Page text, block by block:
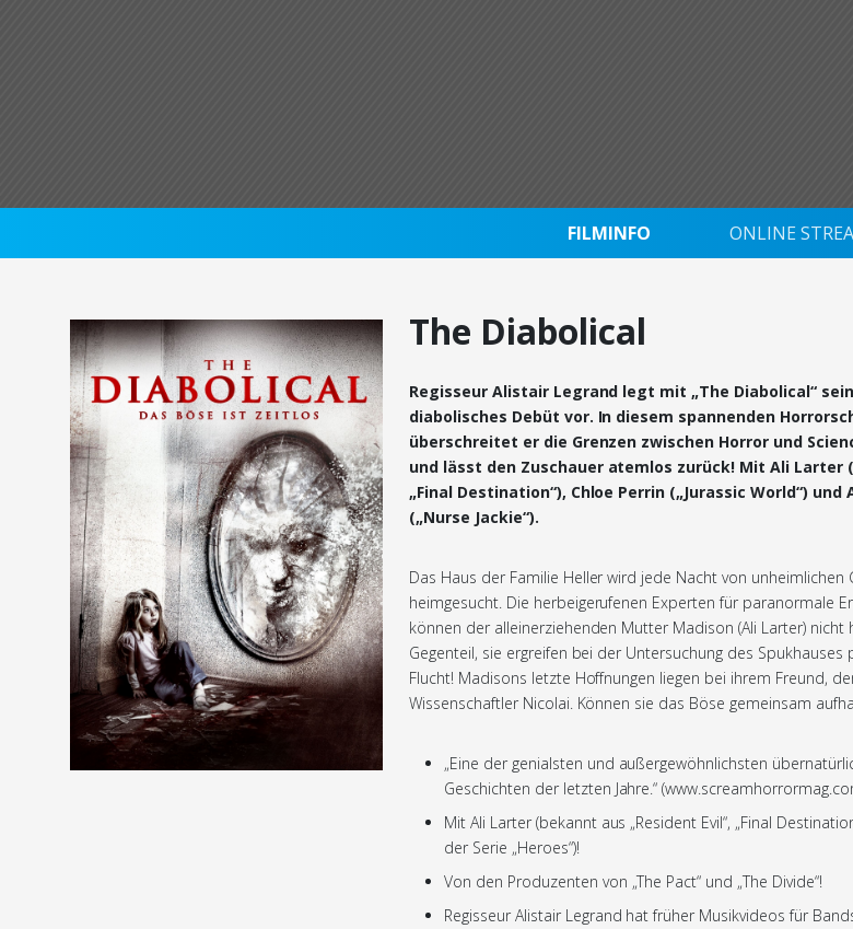
FILMINFO ONLINE
The Diabolical
Regisseur Alistair Legrand legt mit „The Diabolical“
diabolisches Debüt vor. In diesem spannenden
überschreitet er die Grenzen zwischen Horror und
und lässt den Zuschauer atemlos zurück! Mit Ali Larter
„Final Destination“), Chloe Perrin („Jurassic World“) und
(„Nurse Jackie“).
Das Haus der Familie Heller wird jede Nacht von unheimlichen
heimgesucht. Die herbeigerufenen Experten für paranormale
können der alleinerziehenden Mutter Madison (Ali Larter) nicht
Gegenteil, sie ergreifen bei der Untersuchung des Spukhauses
Flucht! Madisons letzte Hoffnungen liegen bei ihrem Freund,
Wissenschaftler Nicolai. Können sie das Böse gemeinsam
„Eine der genialsten und außergewöhnlichsten
Geschichten der letzten Jahre.“
Mit Ali Larter (bekannt aus „Resident Evil“, „Final
der Serie „Heroes“)!
Von den Produzenten von „The Pact“ und „The Divide“!
Regisseur Alistair Legrand hat früher Musikvideos für